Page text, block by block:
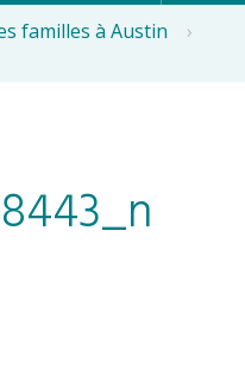
familles à Austin
›